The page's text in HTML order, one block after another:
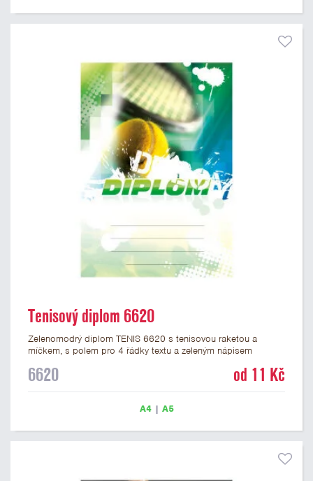
Tenisový diplom 6620
Zelenomodrý diplom TENIS 6620 s tenisovou raketou a
míčkem, s polem pro 4 řádky textu a zeleným nápisem
Papírový diplom s motivem TENIS má gramáž 250 g/m2.
6620 od 11 Kč
A4| A5